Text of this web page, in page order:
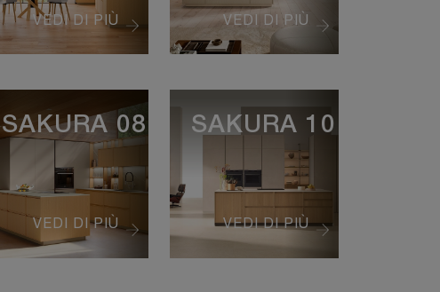
VEDI DI PIÙ VEDI DI PIÙ
VEDI DI PIÙ
SAKURA 08
VEDI DI PIÙ
SAKURA 10